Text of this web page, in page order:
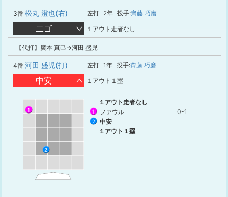
3番 松丸 澄也(右) 左打 2年 投手:齊藤 巧磨
二ゴ １アウト走者なし
【代打】廣本 真己→河田 盛児
4番 河田 盛児(打) 左打 1年 投手:齊藤 巧磨
中安 １アウト１塁
1
2
１アウト走者なし
1 ファウル 0-1
2
中安
１アウト１塁